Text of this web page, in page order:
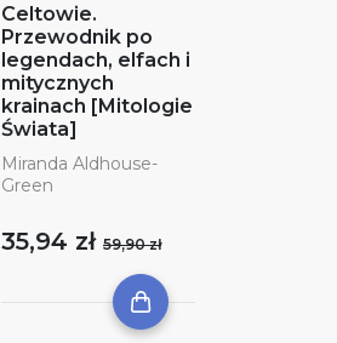
Celtowie.
Przewodnik po
legendach, elfach i
mitycznych
krainach [Mitologie
Świata]
Miranda Aldhouse-
Green
35,94 zł 59,90 zł